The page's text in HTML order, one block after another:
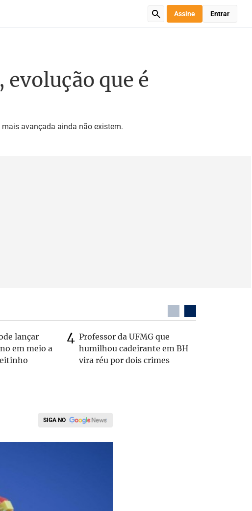
Assine Entrar
que é
avançada ainda não existem.
lançar
em meio a
Professor da UFMG que
humilhou cadeirante em BH
vira réu por dois crimes
SIGA NO